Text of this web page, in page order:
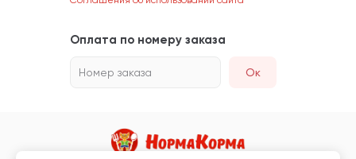
Оплата по номеру заказа
Номер заказа Ок